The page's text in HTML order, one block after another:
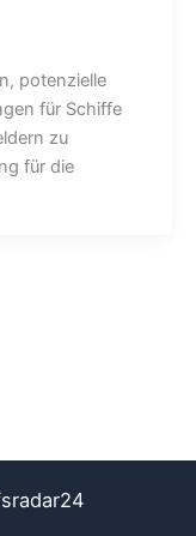
potenzielle
für Schiffe
zu
für die